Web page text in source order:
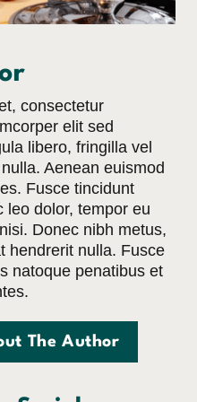
consectetur
elit sed
libero, fringilla vel
Aenean euismod
Fusce tincidunt
leo dolor, tempor eu
Donec nibh metus,
hendrerit nulla. Fusce
natoque penatibus et
The Author